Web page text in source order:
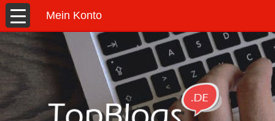
Mein Konto